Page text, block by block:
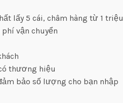
lấy 5 cái, châm hàng từ 1 triệu
vận chuyển
thương hiệu
bảo số lượng cho bạn nhập